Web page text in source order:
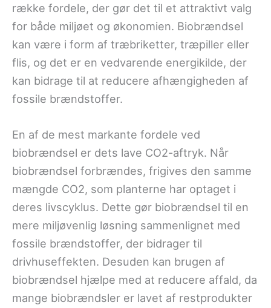
række fordele, der gør det til et attraktivt valg
for både miljøet og økonomien. Biobrændsel
kan være i form af træbriketter, træpiller eller
flis, og det er en vedvarende energikilde, der
kan bidrage til at reducere afhængigheden af
fossile brændstoffer.
En af de mest markante fordele ved
biobrændsel er dets lave CO2-aftryk. Når
biobrændsel forbrændes, frigives den samme
mængde CO2, som planterne har optaget i
deres livscyklus. Dette gør biobrændsel til en
mere miljøvenlig løsning sammenlignet med
fossile brændstoffer, der bidrager til
drivhuseffekten. Desuden kan brugen af
biobrændsel hjælpe med at reducere affald, da
mange biobrændsler er lavet af restprodukter